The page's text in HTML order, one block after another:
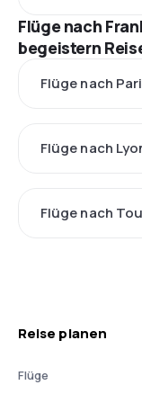
Flüge nach
begeistern
Flüge nach
Flüge nach
Flüge nach
Reise planen
Flüge